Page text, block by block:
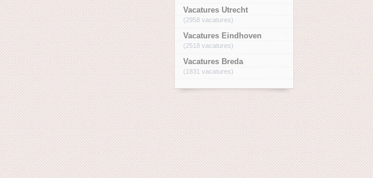
Vacatures Utrecht
(2958 vacatures)
Vacatures Eindhoven
(2518 vacatures)
Vacatures Breda
(1831 vacatures)